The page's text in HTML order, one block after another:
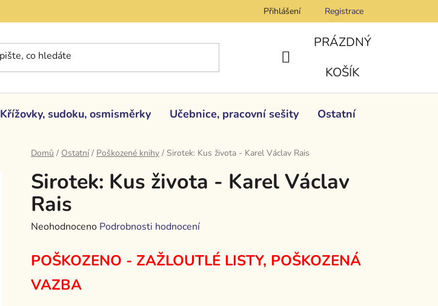
Přihlášení Registrace
NÁKUPNÍ
PRÁZDNÝ
KOŠÍK
Křížovky, sudoku, osmisměrky Učebnice, pracovní sešity Ostatní
Domů / Ostatní / Poškozené knihy / Sirotek: Kus života - Karel Václav Rais
Sirotek: Kus života - Karel Václav
Rais
Průměrné
produktu
0,0
Neohodnoceno Podrobnosti hodnocení
POŠKOZENO - ZAŽLOUTLÉ LISTY, POŠKOZENÁ
VAZBA